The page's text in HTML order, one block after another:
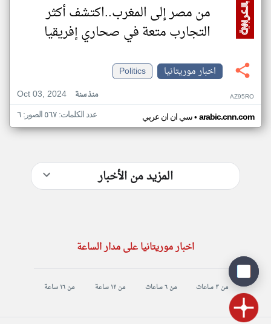
من مصر إلى المغرب..اكتشف أكثر
التجارب متعة في صحاري إفريقيا
اخبار موريتانيا
Politics
Oct 03, 2024
منذ سنة AZ95RO
سي ان ان عربي• arabic.cnn.com عدد الكلمات: ٥٦٧ الصور: ٦
المزيد من الأخبار
اخبار موريتانيا على مدار الساعة
من ٣ ساعات من ٦ ساعات من ١٢ ساعة من ١٦ ساعة